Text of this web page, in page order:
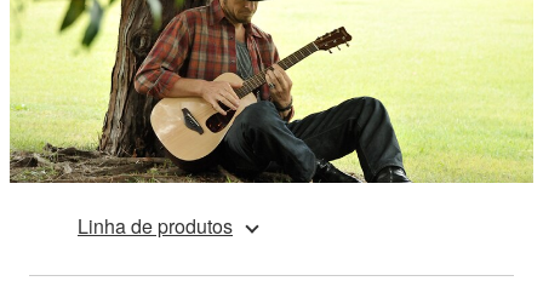
Linha de produtos